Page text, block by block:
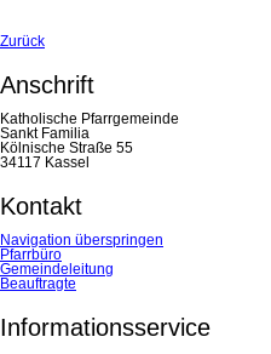
Zurück
Anschrift
Katholische Pfarrgemeinde
Sankt Familia
Kölnische Straße 55
34117 Kassel
Kontakt
Navigation überspringen
Pfarrbüro
Gemeindeleitung
Beauftragte
Informationsservice